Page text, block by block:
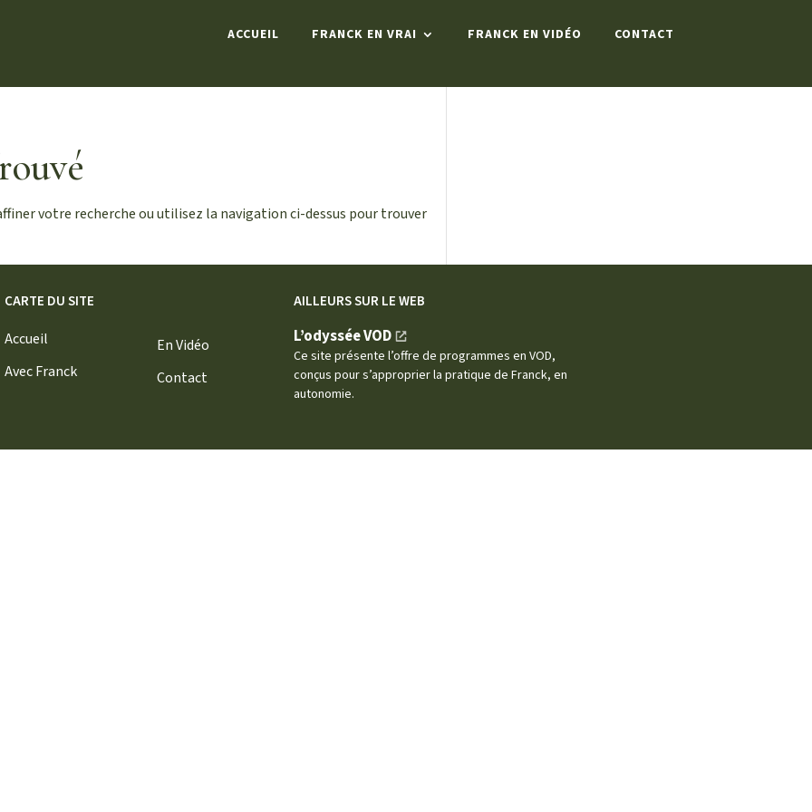
ACCUEIL FRANCK EN VRAI FRANCK EN VIDÉO CONTACT
votre recherche ou utilisez la navigation ci-dessus pour trouver
CARTE DU SITE
Accueil
Avec Franck
En Vidéo
Contact
AILLEURS SUR LE WEB
L’odyssée VOD
Ce site présente l’offre de programmes en VOD,
conçus pour s’approprier la pratique de Franck, en
autonomie.